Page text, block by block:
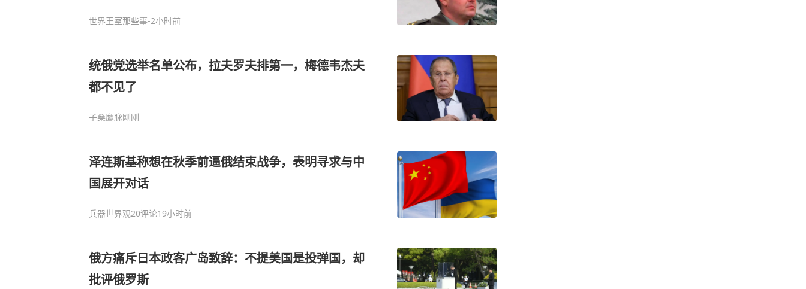
世界王室那些事-2小时前
统俄党选举名单公布，拉夫罗夫排第一，梅德韦杰夫
都不见了
子桑鹰脉刚刚
泽连斯基称想在秋季前逼俄结束战争，表明寻求与中
国展开对话
兵器世界观20评论19小时前
俄方痛斥日本政客广岛致辞：不提美国是投弹国，却
批评俄罗斯